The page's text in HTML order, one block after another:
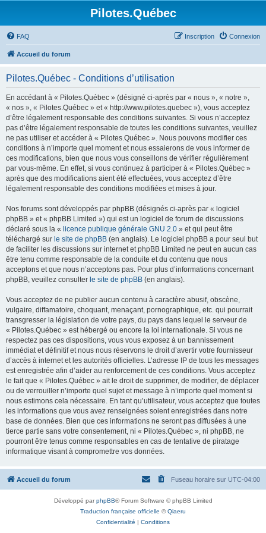
Pilotes.Québec
FAQ Connexion
Inscription
Accueil du forum
Pilotes.Québec - Conditions d’utilisation
En accédant à « Pilotes.Québec » (désigné ci-après par « nous », « notre »,
« nos », « Pilotes.Québec » et « http://www.pilotes.quebec »), vous acceptez
d’être légalement responsable des conditions suivantes. Si vous n’acceptez
pas d’être légalement responsable de toutes les conditions suivantes, veuillez
ne pas utiliser et accéder à « Pilotes.Québec ». Nous pouvons modifier ces
conditions à n’importe quel moment et nous essaierons de vous informer de
ces modifications, bien que nous vous conseillons de vérifier régulièrement
par vous-même. En effet, si vous continuez à participer à « Pilotes.Québec »
après que des modifications aient été effectuées, vous acceptez d’être
légalement responsable des conditions modifiées et mises à jour.
Nos forums sont développés par phpBB (désignés ci-après par « logiciel
phpBB » et « phpBB Limited ») qui est un logiciel de forum de discussions
déclaré sous la « licence publique générale GNU 2.0 » et qui peut être
téléchargé sur le site de phpBB (en anglais). Le logiciel phpBB a pour seul but
de faciliter les discussions sur internet et phpBB Limited ne peut en aucun cas
être tenu comme responsable de la conduite et du contenu que nous
acceptons et que nous n’acceptons pas. Pour plus d’informations concernant
phpBB, veuillez consulter le site de phpBB (en anglais).
Vous acceptez de ne publier aucun contenu à caractère abusif, obscène,
vulgaire, diffamatoire, choquant, menaçant, pornographique, etc. qui pourrait
transgresser la législation de votre pays, du pays dans lequel le serveur de
« Pilotes.Québec » est hébergé ou encore la loi internationale. Si vous ne
respectez pas ces dispositions, vous vous exposez à un bannissement
immédiat et définitif et nous nous réservons le droit d’avertir votre fournisseur
d’accès à internet et les autorités officielles. L’adresse IP de tous les messages
est enregistrée afin d’aider au renforcement de ces conditions. Vous acceptez
le fait que « Pilotes.Québec » ait le droit de supprimer, de modifier, de déplacer
ou de verrouiller n’importe quel sujet et message à n’importe quel moment si
nous estimons cela nécessaire. En tant qu’utilisateur, vous acceptez que toutes
les informations que vous avez renseignées soient enregistrées dans notre
base de données. Bien que ces informations ne seront pas diffusées à une
tierce partie sans votre consentement, ni « Pilotes.Québec », ni phpBB, ne
pourront être tenus comme responsables en cas de tentative de piratage
informatique visant à compromettre vos données.
Accueil du forum Fuseau horaire sur UTC-04:00
Développé parphpBB® Forum Software © phpBB Limited
Traduction française officielle ©Qiaeru
Confidentialité | Conditions